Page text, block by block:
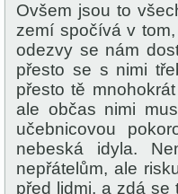
Ovšem jsou to
zemí spočívá v
odezvy se nám
přesto se s nimi
přestotě
ale občas nimi
učebnicovou
nebeská idyla.
nepřátelům, ale
před lidmi, a zdá se